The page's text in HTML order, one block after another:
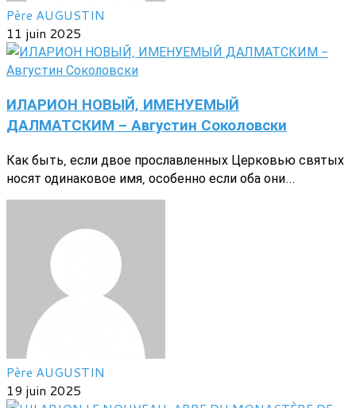
Père AUGUSTIN
11 juin 2025
ИЛАРИОН НОВЫЙ, ИМЕНУЕМЫЙ
ДАЛМАТСКИМ - Августин Соколовски
Как быть, если двое прославленных Церковью святых
носят одинаковое имя, особенно если оба они...
Père AUGUSTIN
19 juin 2025